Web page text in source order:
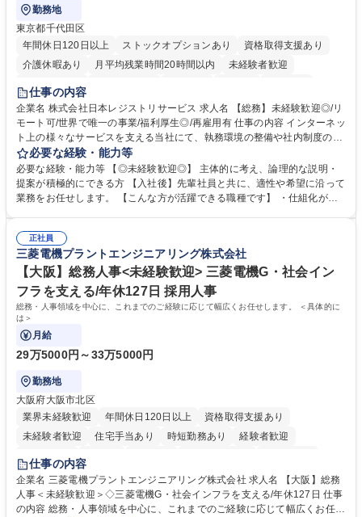
勤務地
東京都千代田区
年間休日120日以上
ストックオプションあり
資格取得支援あり
介護休暇あり
月平均残業時間20時間以内
未経験者歓迎
住宅手当あり
完全週休2日制
交通費支給 駅近5分以内 土日祝休み 服装自由
仕事の内容
企業名 株式会社日本レジストリサービス 求人名 【総務】未経験歓迎◎/リ
モート可/世界で唯一の事業/福利厚生◎/再雇用有 仕事の内容 インターネッ
ト上の様々なサービスを支える当社にて、執務環境の整備や社内制度の検
討、イベント運営などの幅広い業務を担当し、間接的に会社の生産性向上
や成長に貢献している部署です。 会社の全メンバーが安心して長く成果を
発揮できる環境を整えるために、毎日のメンテナンスや維持管理に加え、
新たな施策検討を積極的に行っていただき、会社全体を巻き込み課題解決
幅広い業務の体得が可能で、多様なキャリアパスを描くことも可能です。
募集職種 【総務】未経験歓迎◎/リモート可/世界で唯一の事業/福利厚生◎/
再雇用有
必要な経験・能力等
必要な経験・能力等 【◎未経験歓迎◎】 主体的に考え、論理的な説明・
提案が積極的にできる方 【入社後】先輩社員と共に、適性や希望に沿って
業務をお任せします。 【こんな方が活躍できる職種です】 ・仕組化が好
対処できる・新しいことに興味関心がある 【魅力】■自己啓発支援：資格
取得や通信教育など費用の80%（年間25万円まで）を補助 ■住宅手当：家
賃の50%（月額7万円まで）を補助 学歴・資格 学歴：大学院 大学 語学
力： 資格：
正社員
三菱電機プラントエンジニアリング株式会社
【大阪】総務人事<未経験歓迎> 三菱電機G・社会イン
フラを支える/年休127日 採用人事
総務・人事領域を中心に、これまでのご経験に応じて幅広くお任せします。 ＜具体的に
は＞
月給
29万5000円～33万5000円
勤務地
大阪府大阪市北区
業界未経験歓迎
年間休日120日以上
資格取得支援あり
未経験者歓迎
住宅手当あり 時短勤務あり
経験者歓迎
退職金あり
駅近5分以内
土日祝休み 服装自由 寮・社宅あり 食事補助あり
仕事の内容
企業名 三菱電機プラントエンジニアリング株式会社 求人名 【大阪】総務
人事＜未経験歓迎＞◇三菱電機G・社会インフラを支える/年休127日 仕事
の内容 総務・人事領域を中心に、これまでのご経験に応じて幅広くお任せ